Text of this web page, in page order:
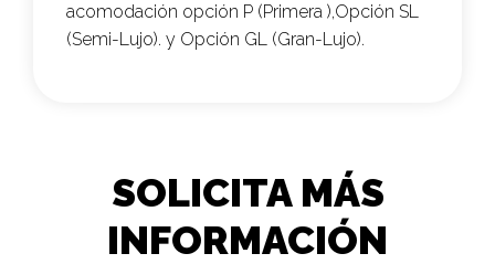
acomodación opción P (Primera ),Opción SL
(Semi-Lujo). y Opción GL (Gran-Lujo).
SOLICITA MÁS
INFORMACIÓN